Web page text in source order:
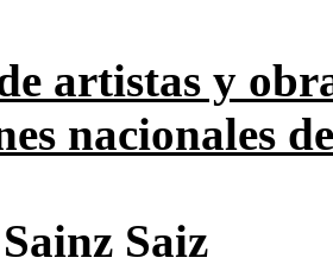
artistas y
nacionales
Saiz